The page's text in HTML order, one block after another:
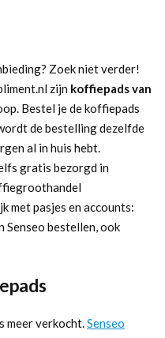
Zoek niet verder!
zijn koffiepads van
Bestel je de koffiepads
de bestelling dezelfde
al in huis hebt.
gratis bezorgd in
met pasjes en accounts:
Senseo bestellen, ook
meer verkocht.Senseo